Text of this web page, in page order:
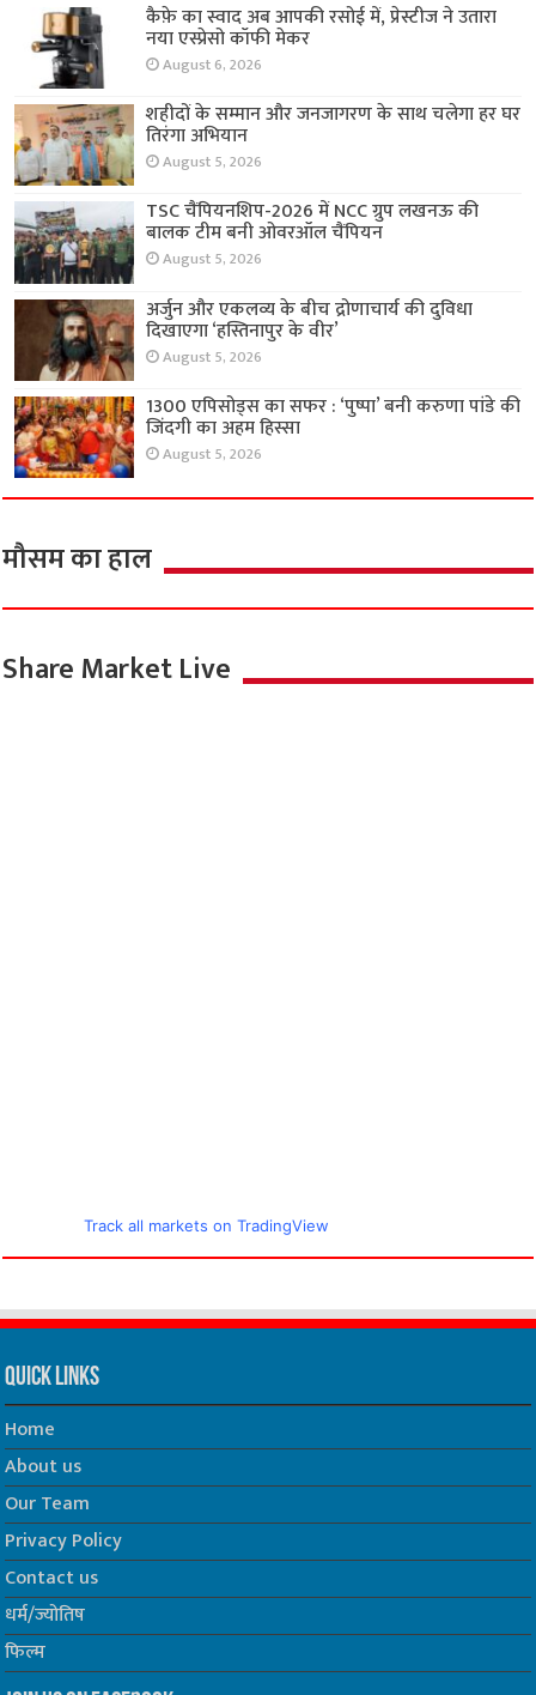
कैफ़े का स्वाद अब आपकी रसोई में, प्रेस्टीज ने उतारा
नया एस्प्रेसो कॉफी मेकर
August 6, 2026
शहीदों के सम्मान और जनजागरण के साथ चलेगा हर घर
तिरंगा अभियान
August 5, 2026
TSC चैंपियनशिप-2026 में NCC ग्रुप लखनऊ की
बालक टीम बनी ओवरऑल चैंपियन
August 5, 2026
अर्जुन और एकलव्य के बीच द्रोणाचार्य की दुविधा
दिखाएगा ‘हस्तिनापुर के वीर’
August 5, 2026
1300 एपिसोड्स का सफर : ‘पुष्पा’ बनी करुणा पांडे की
जिंदगी का अहम हिस्सा
August 5, 2026
मौसम का हाल
Share Market Live
Track all markets on TradingView
Quick Links
Home
About us
Our Team
Privacy Policy
Contact us
धर्म/ज्योतिष
फिल्म